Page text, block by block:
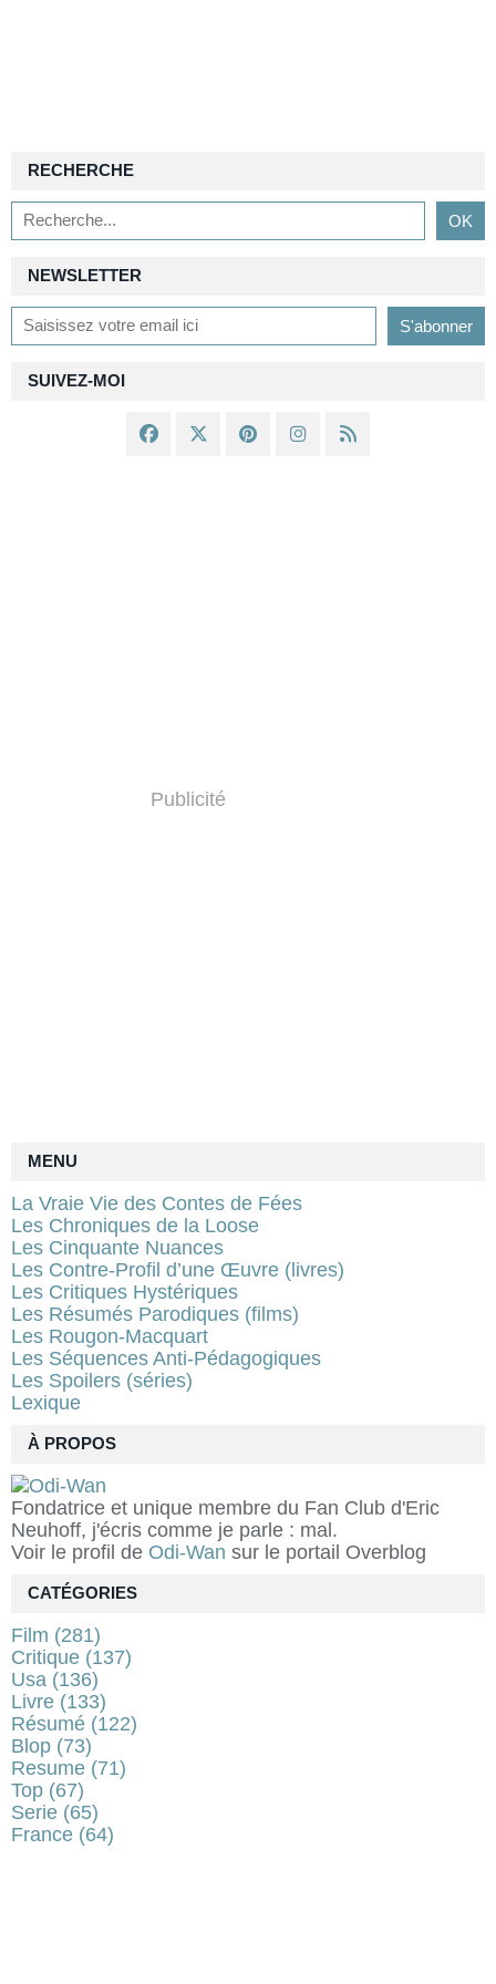
NEWSLETTER
SUIVEZ-MOI
RECHERCHE
À PROPOS
Fondatrice et unique membre du Fan Club d'Eric
Neuhoff, j'écris comme je parle : mal.
Voir le profil de Odi-Wan sur le portail Overblog
Publicité
MENU
La Vraie Vie des Contes de Fées
Les Chroniques de la Loose
Les Cinquante Nuances
Les Contre-Profil d’une Œuvre (livres)
Les Critiques Hystériques
Les Résumés Parodiques (films)
Les Rougon-Macquart
Les Séquences Anti-Pédagogiques
Les Spoilers (séries)
Lexique
CATÉGORIES
Film (281)
Critique (137)
Usa (136)
Livre (133)
Résumé (122)
Blop (73)
Resume (71)
Top (67)
Serie (65)
France (64)